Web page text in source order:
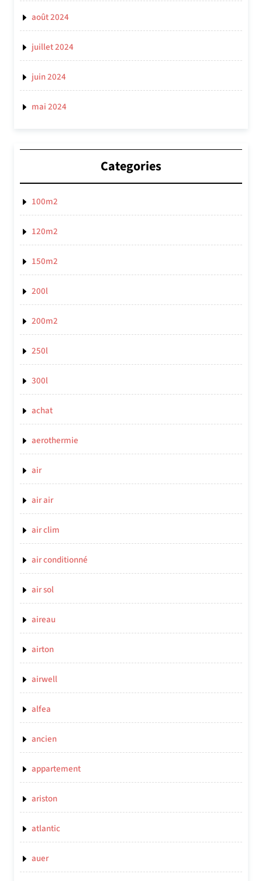
août 2024
juillet 2024
juin 2024
mai 2024
Categories
100m2
120m2
150m2
200l
200m2
250l
300l
achat
aerothermie
air
air air
air clim
air conditionné
air sol
aireau
airton
airwell
alfea
ancien
appartement
ariston
atlantic
auer